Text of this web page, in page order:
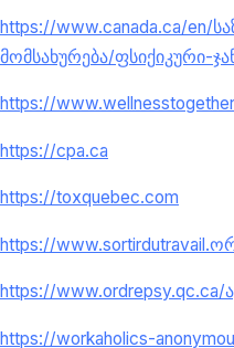
https://www.canada.ca/en/
მომსახურება/ფსიქიკური-
https://
https://cpa.ca
https://toxquebec.com
https://www.sortirdutravail.
https://www.ordrepsy.qc.ca/
https://workaholics-